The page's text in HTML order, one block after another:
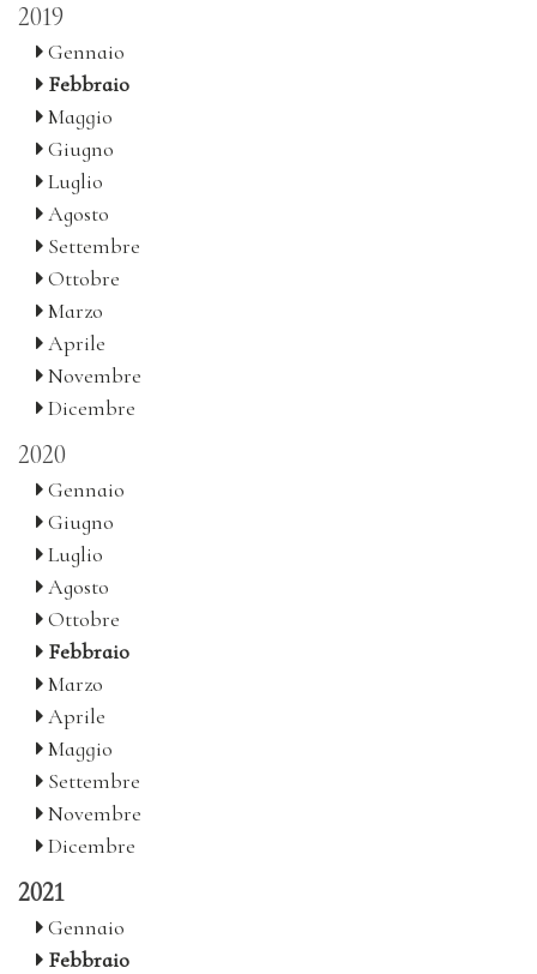
2019
Gennaio
Febbraio
Maggio
Giugno
Luglio
Agosto
Settembre
Ottobre
Marzo
Aprile
Novembre
Dicembre
2020
Gennaio
Giugno
Luglio
Agosto
Ottobre
Febbraio
Marzo
Aprile
Maggio
Settembre
Novembre
Dicembre
2021
Gennaio
Febbraio